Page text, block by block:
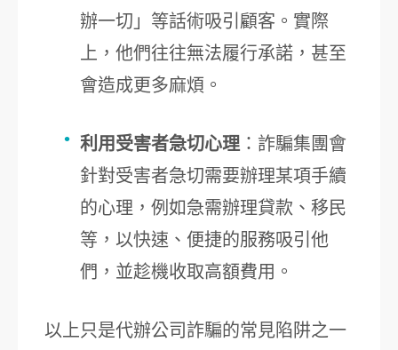
辦一切」等話術吸引顧客。實際
上，他們往往無法履行承諾，甚至
會造成更多麻煩。
利用受害者急切心理 ：詐騙集團會
針對受害者急切需要辦理某項手續
的心理，例如急需辦理貸款、移民
等，以快速、便捷的服務吸引他
們，並趁機收取高額費用。
以上只是代辦公司詐騙的常見陷阱之一